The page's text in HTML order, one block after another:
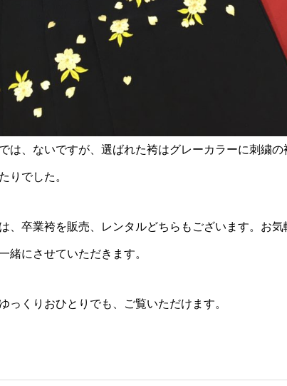
は、ないですが、選ばれた袴はグレーカラーに刺繍
りでした。
、卒業袴を販売、レンタルどちらもございます。お気
緒にさせていただきます。
っくりおひとりでも、ご覧いただけます。